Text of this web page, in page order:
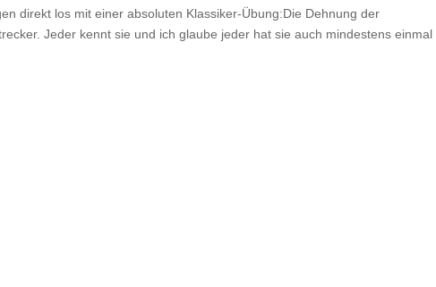
direkt los mit einer absoluten Klassiker-Übung:Die Dehnung der
Jeder kennt sie und ich glaube jeder hat sie auch mindestens einmal